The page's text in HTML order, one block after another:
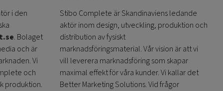
i den
. Bolaget
och är
Vi
och
produktion.
Stibo Complete är Skandinaviens ledande
aktör inom design, utveckling, produktion och
distribution av fysiskt
marknadsföringsmaterial. Vår vision är att vi
vill leverera marknadsföring som skapar
maximal effekt för våra kunder. Vi kallar det
Better Marketing Solutions. Vid frågor